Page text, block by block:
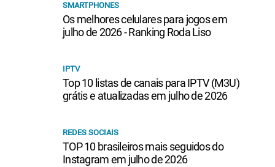
SMARTPHONES
Os melhores celulares para jogos em
julho de 2026 - Ranking Roda Liso
IPTV
Top 10 listas de canais para IPTV (M3U)
grátis e atualizadas em julho de 2026
REDES SOCIAIS
TOP 10 brasileiros mais seguidos do
Instagram em julho de 2026